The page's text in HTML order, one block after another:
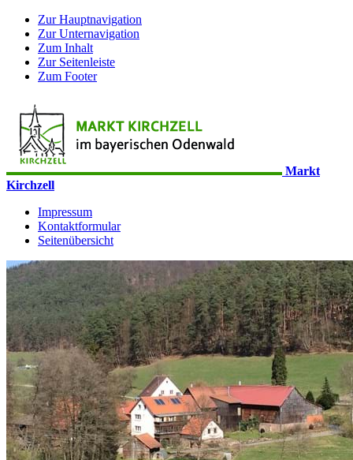
Zur Hauptnavigation
Zur Unternavigation
Zum Inhalt
Zur Seitenleiste
Zum Footer
Markt
Kirchzell
Impressum
Kontaktformular
Seitenübersicht